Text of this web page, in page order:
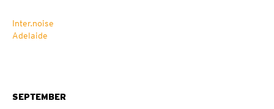
Inter.noise
Adelaide
SEPTEMBER